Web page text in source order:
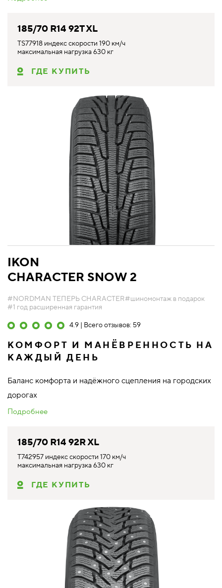
185/70 R14 92T XL
TS77918 индекс скорости 190 км/ч
максимальная нагрузка 630 кг
ГДЕ КУПИТЬ
IKON
CHARACTER SNOW 2
#NORDMAN ТЕПЕРЬ CHARACTER#шиномонтаж в подарок
#1 год расширенная гарантия
4.9 | Всего отзывов: 59
КОМФОРТ И МАНЁВРЕННОСТЬ НА
КАЖДЫЙ ДЕНЬ
Баланс комфорта и надёжного сцепления на городских
дорогах
Подробнее
185/70 R14 92R XL
T742957 индекс скорости 170 км/ч
максимальная нагрузка 630 кг
ГДЕ КУПИТЬ